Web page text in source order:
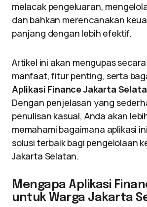
melacak pengeluaran,
dan bahkan merencanakan
panjang dengan lebih efektif.
Artikel ini akan mengupas
manfaat, fitur penting, serta
Aplikasi Finance Jakarta
Dengan penjelasan yang
penulisan kasual, Anda akan
memahami bagaimana aplikasi
solusi terbaik bagi pengelolaan
Jakarta Selatan.
Mengapa Aplikasi
untuk Warga Jakarta